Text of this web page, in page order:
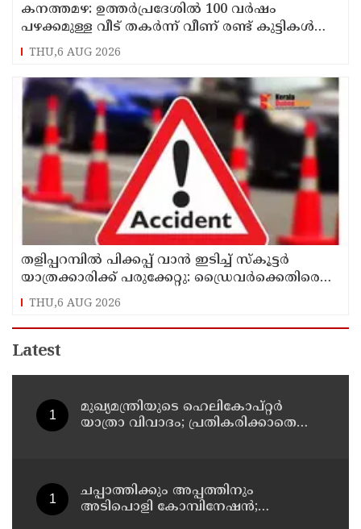
കനത്തമഴ: ഉത്തര്‍പ്രദേശില്‍ 100 വര്‍ഷം
പഴക്കമുള്ള വീട് തകര്‍ന്ന് വീണ് രണ്ട് കുട്ടികള്‍
ഉള്‍പ്പടെ 6 പേര്‍ക്ക് ദാരുണാന്ത്യം
THU,6 AUG 2026
തളിപ്പറമ്പിൽ പിക്കപ്പ് വാൻ ഇടിച്ച് സ്‌കൂട്ടർ
യാത്രക്കാരിക്ക് പരുക്കേറ്റു: ഡ്രൈവർക്കെതിരെ
കേസെടുത്തു
THU,6 AUG 2026
Latest
മുഖ്യമന്ത്രിയുടെ ഹെലികോപ്റ്റര്‍
യാത്രാ വിവാദം; പ്രതികരിക്കാതെ
ചപ്പാത്തിക്കും അപ്പത്തിനും
അടിപൊളി കോമ്പിനേഷൻ;